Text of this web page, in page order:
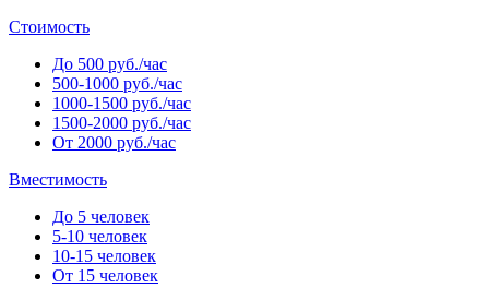
Стоимость
До 500 руб./час
500-1000 руб./час
1000-1500 руб./час
1500-2000 руб./час
От 2000 руб./час
Вместимость
До 5 человек
5-10 человек
10-15 человек
От 15 человек